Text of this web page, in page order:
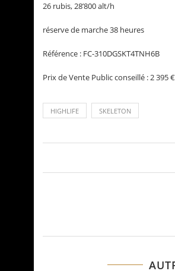
26 rubis, 28’800 alt/h
réserve de marche 38 heures
Référence : FC-310DGSKT4TNH6B
Prix de Vente Public conseillé : 2 395 €
HIGHLIFE SKELETON